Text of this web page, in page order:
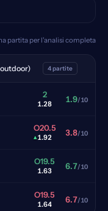
partita per l'analisi completa
4 partite
2
1.28 1.9/10
O20.5
▴1.92 3.8/10
O19.5
1.63 6.7/10
O19.5
1.64 6.7/10